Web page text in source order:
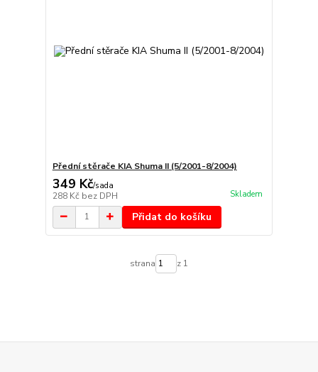
Přední stěrače KIA Shuma II (5/2001-8/2004)
349 Kč/sada
288 Kč bez DPH Skladem
Přidat do košíku
strana z 1